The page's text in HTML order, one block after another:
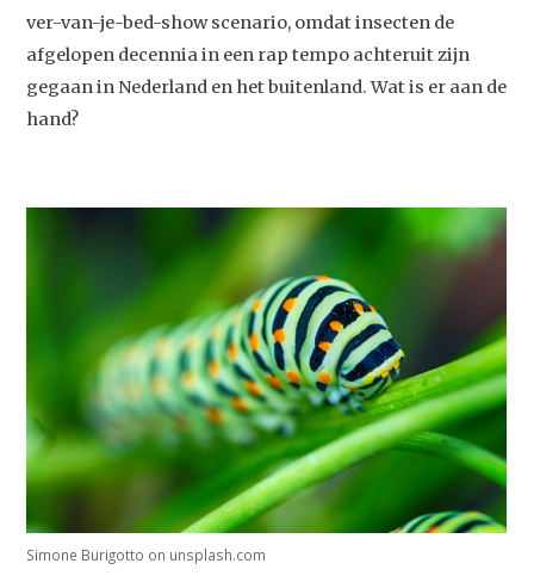
ver-van-je-bed-show scenario, omdat insecten de
afgelopen decennia in een rap tempo achteruit zijn
gegaan in Nederland en het buitenland. Wat is er aan de
hand?
Simone Burigotto on unsplash.com